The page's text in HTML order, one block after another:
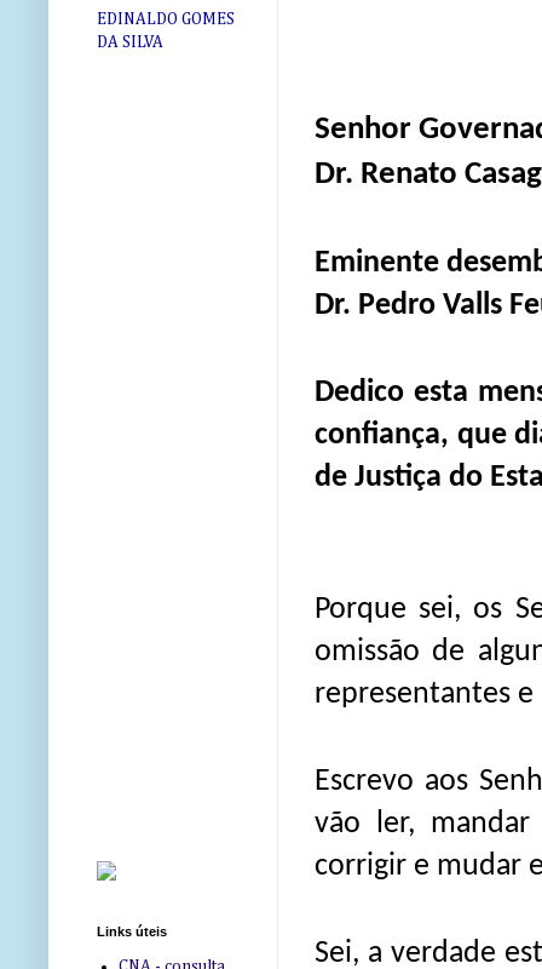
Senhor
Dr. Renato
Eminente
Dr. Pedro Valls
Dedico esta
confiança, que
de Justiça do
Porque sei, os
omissão de
representantes
Escrevo aos
vão ler, mandar
corrigir e mudar
Sei, a verdade
EDINALDO GOMES
DA SILVA
Links úteis